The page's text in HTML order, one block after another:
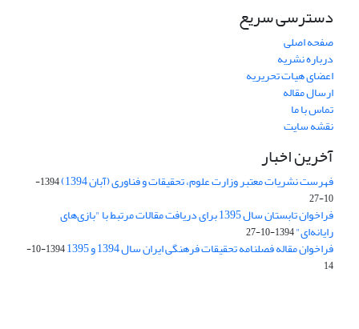
دسترسی سریع
صفحه اصلی
درباره نشریه
اعضای هیات تحریریه
ارسال مقاله
تماس با ما
نقشه سایت
آخرین اخبار
فهرست نشریات معتبر وزارت علوم، تحقیقات و فناوری (آبان 1394)
1394-
10-27
فراخوان تابستان سال 1395 برای دریافت مقالات مرتبط با "بازی‌های
رایانه‌ای"1394-10-27
فراخوان مقاله فصلنامه تحقیقات فرهنگی ایران سال 1394 و 1395
1394-10-
14